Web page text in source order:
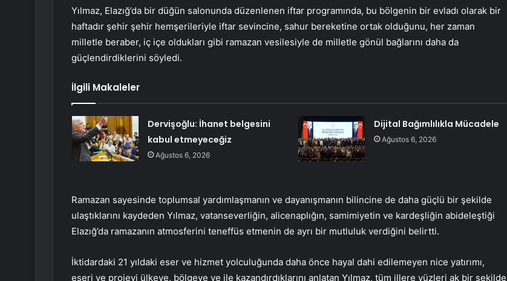
Yılmaz, Elazığ’da bir düğün salonunda düzenlenen iftar programında, bu bölgenin bir evladı olarak bir
haftadır şehir şehir hemşerileriyle iftar sevincine, sahur bereketine ortak olduğunu, her zaman
milletle beraber, iç içe oldukları gibi ramazan vesilesiyle de milletle gönül bağlarını daha da
güçlendirdiklerini söyledi.
İlgili Makaleler
Dervişoğlu: İhanet belgesini
kabul etmeyeceğiz
Ağustos 6, 2026
Dijital Bağımlılıkla Mücadele
Ağustos 6, 2026
Ramazan sayesinde toplumsal yardımlaşmanın ve dayanışmanın bilincine de daha güçlü bir şekilde
ulaştıklarını kaydeden Yılmaz, vatanseverliğin, alicenaplığın, samimiyetin ve kardeşliğin abideleştiği
Elazığ’da ramazanın atmosferini teneffüs etmenin de ayrı bir mutluluk verdiğini belirtti.
İktidardaki 21 yıldaki eser ve hizmet yolculuğunda daha önce hayal dahi edilemeyen nice yatırımı,
eseri ve projeyi ülkeye, bölgeye ve ile kazandırdıklarını anlatan Yılmaz, tüm illere yüzleri ak bir şekilde